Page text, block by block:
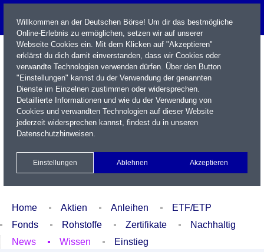
Name / WKN / ISIN / Kürzel
Xetra Realtime
Watchlist Portfolio Login
Home Aktien Anleihen
ETF/ETP
Fonds
Rohstoffe Zertifikate
Nachhaltig
News
Wissen Einstieg
Willkommen an der Deutschen Börse! Um dir das bestmögliche
Online-Erlebnis zu ermöglichen, setzen wir auf unserer
Webseite Cookies ein. Mit dem Klicken auf "Akzeptieren"
erklärst du dich damit einverstanden, dass wir Cookies oder
verwandte Technologien verwenden dürfen. Über den Button
"Einstellungen" kannst du der Verwendung der genannten
Dienste im Einzelnen zustimmen oder widersprechen.
Detaillierte Informationen und wie du der Verwendung von
Cookies und verwandten Technologien auf dieser Website
jederzeit widersprechen kannst, findest du in unseren
Datenschutzhinweisen.
Einstellungen Ablehnen Akzeptieren